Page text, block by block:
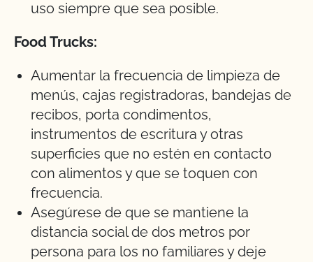
uso siempre que sea posible.
Food Trucks:
Aumentar la frecuencia de limpieza de
menús, cajas registradoras, bandejas de
recibos, porta condimentos,
instrumentos de escritura y otras
superficies que no estén en contacto
con alimentos y que se toquen con
frecuencia.
Asegúrese de que se mantiene la
distancia social de dos metros por
persona para los no familiares y deje